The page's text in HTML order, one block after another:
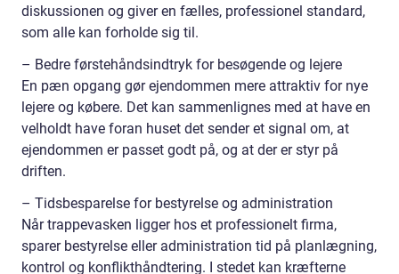
diskussionen og giver en fælles, professionel standard,
som alle kan forholde sig til.
– Bedre førstehåndsindtryk for besøgende og lejere
En pæn opgang gør ejendommen mere attraktiv for nye
lejere og købere. Det kan sammenlignes med at have en
velholdt have foran huset det sender et signal om, at
ejendommen er passet godt på, og at der er styr på
driften.
– Tidsbesparelse for bestyrelse og administration
Når trappevasken ligger hos et professionelt firma,
sparer bestyrelse eller administration tid på planlægning,
kontrol og konflikthåndtering. I stedet kan kræfterne